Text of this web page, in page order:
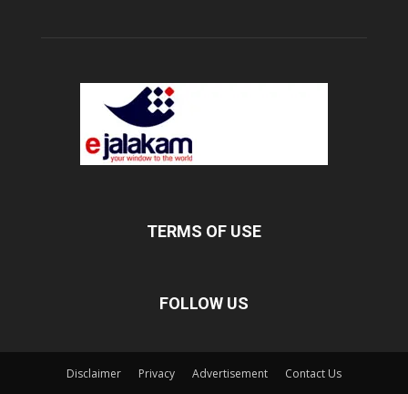
TERMS OF USE
FOLLOW US
Disclaimer Privacy Advertisement Contact Us